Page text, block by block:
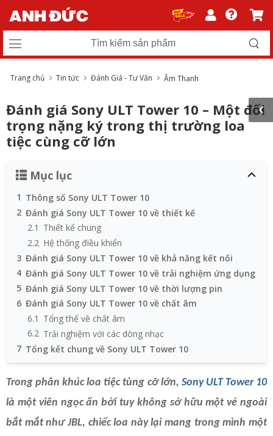
Trang chủ Tin tức Đánh Giá - Tư Vấn Âm Thanh
Đánh giá Sony ULT Tower 10 – Một đối
trọng nặng ký trong thị trường loa
tiệc cùng cỡ lớn
Mục lục
1 Thông số Sony ULT Tower 10
2 Đánh giá Sony ULT Tower 10 về thiết kế
2.1 Thiết kế chung
2.2 Hệ thống điều khiển
3 Đánh giá Sony ULT Tower 10 về khả năng kết nối
4 Đánh giá Sony ULT Tower 10 về trải nghiệm ứng dụng
5 Đánh giá Sony ULT Tower 10 về thời lượng pin
6 Đánh giá Sony ULT Tower 10 về chất âm
6.1 Tổng thể về chất âm
6.2 Trải nghiệm với các dòng nhạc
7 Tổng kết chung về Sony ULT Tower 10
Trong phân khúc loa tiệc tùng cỡ lớn, Sony ULT Tower 10
là một viên ngọc ẩn bởi tuy không sở hữu một vẻ ngoài
bắt mắt như JBL, chiếc loa này lại mang trong mình một